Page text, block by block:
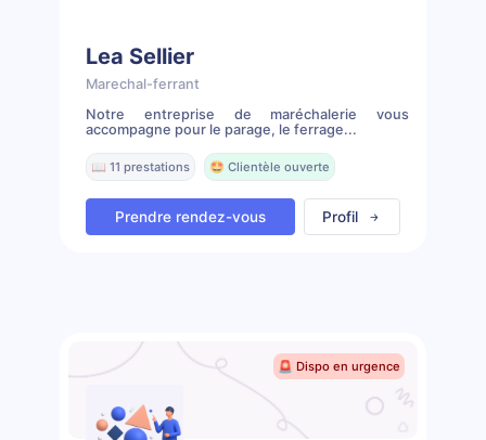
Lea Sellier
Marechal-ferrant
Notre entreprise de maréchalerie vous
accompagne pour le parage, le ferrage...
📖 11 prestations 🤩 Clientèle ouverte
Prendre rendez-vous Profil
🚨 Dispo en urgence